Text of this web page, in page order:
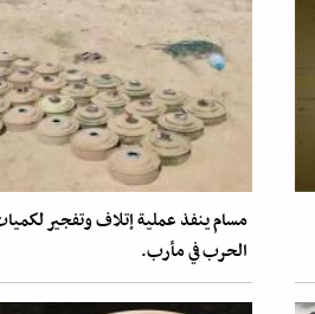
مسام ينفذ عملية إتلاف وتفجير
الحرب في مأرب.